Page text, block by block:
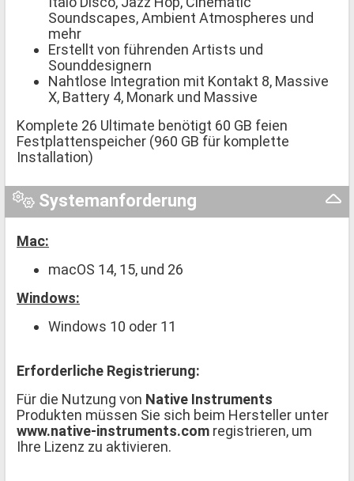
Soundscapes, Ambient Atmospheres und
mehr
Erstellt von führenden Artists und
Sounddesignern
Nahtlose Integration mit Kontakt 8, Massive
X, Battery 4, Monark und Massive
Komplete 26 Ultimate benötigt 60 GB feien
Festplattenspeicher (960 GB für komplette
Installation)
Systemanforderung
Mac:
macOS 14, 15, und 26
Windows:
Windows 10 oder 11
Erforderliche Registrierung:
Für die Nutzung von Native Instruments
Produkten müssen Sie sich beim Hersteller unter
www.native-instruments.com registrieren, um
Ihre Lizenz zu aktivieren.